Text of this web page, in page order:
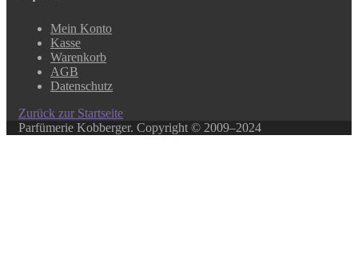
Mein Konto
Kasse
Warenkorb
AGB
Datenschutz
Zurück zur Startseite
Parfümerie Kobberger. Copyright © 2009–2024